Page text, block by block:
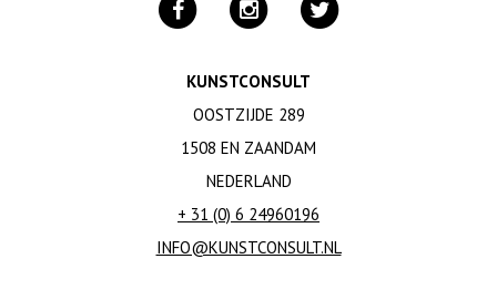
KUNSTCONSULT
OOSTZIJDE 289
1508 EN ZAANDAM
NEDERLAND
+ 31 (0) 6 24960196
INFO@KUNSTCONSULT.NL